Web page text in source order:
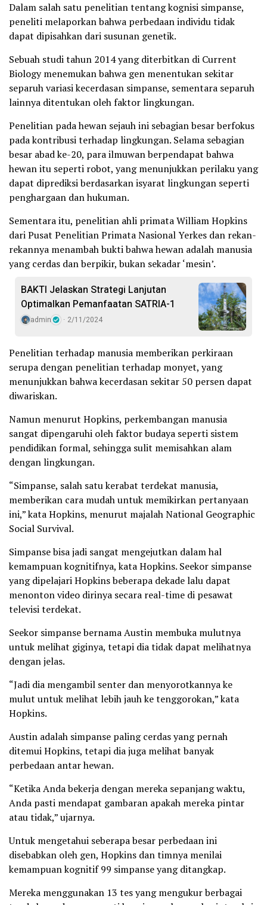
Dalam salah satu penelitian tentang kognisi simpanse,
peneliti melaporkan bahwa perbedaan individu tidak
dapat dipisahkan dari susunan genetik.
Sebuah studi tahun 2014 yang diterbitkan di Current
Biology menemukan bahwa gen menentukan sekitar
separuh variasi kecerdasan simpanse, sementara separuh
lainnya ditentukan oleh faktor lingkungan.
Penelitian pada hewan sejauh ini sebagian besar berfokus
pada kontribusi terhadap lingkungan. Selama sebagian
besar abad ke-20, para ilmuwan berpendapat bahwa
hewan itu seperti robot, yang menunjukkan perilaku yang
dapat diprediksi berdasarkan isyarat lingkungan seperti
penghargaan dan hukuman.
Sementara itu, penelitian ahli primata William Hopkins
dari Pusat Penelitian Primata Nasional Yerkes dan rekan-
rekannya menambah bukti bahwa hewan adalah manusia
yang cerdas dan berpikir, bukan sekadar ‘mesin’.
BAKTI Jelaskan Strategi Lanjutan
Optimalkan Pemanfaatan SATRIA-1
admin 2/11/2024
Penelitian terhadap manusia memberikan perkiraan
serupa dengan penelitian terhadap monyet, yang
menunjukkan bahwa kecerdasan sekitar 50 persen dapat
diwariskan.
Namun menurut Hopkins, perkembangan manusia
sangat dipengaruhi oleh faktor budaya seperti sistem
pendidikan formal, sehingga sulit memisahkan alam
dengan lingkungan.
“Simpanse, salah satu kerabat terdekat manusia,
memberikan cara mudah untuk memikirkan pertanyaan
ini,” kata Hopkins, menurut majalah National Geographic
Social Survival.
Simpanse bisa jadi sangat mengejutkan dalam hal
kemampuan kognitifnya, kata Hopkins. Seekor simpanse
yang dipelajari Hopkins beberapa dekade lalu dapat
menonton video dirinya secara real-time di pesawat
televisi terdekat.
Seekor simpanse bernama Austin membuka mulutnya
untuk melihat giginya, tetapi dia tidak dapat melihatnya
dengan jelas.
“Jadi dia mengambil senter dan menyorotkannya ke
mulut untuk melihat lebih jauh ke tenggorokan,” kata
Hopkins.
Austin adalah simpanse paling cerdas yang pernah
ditemui Hopkins, tetapi dia juga melihat banyak
perbedaan antar hewan.
“Ketika Anda bekerja dengan mereka sepanjang waktu,
Anda pasti mendapat gambaran apakah mereka pintar
atau tidak,” ujarnya.
Untuk mengetahui seberapa besar perbedaan ini
disebabkan oleh gen, Hopkins dan timnya menilai
kemampuan kognitif 99 simpanse yang ditangkap.
Mereka menggunakan 13 tes yang mengukur berbagai